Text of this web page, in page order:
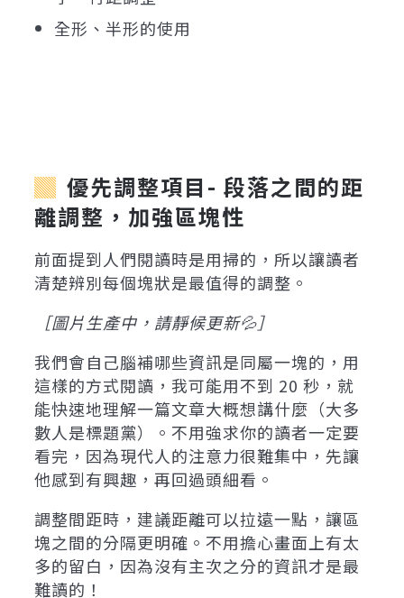
全形、半形的使用
優先調整項目- 段落之間的距
離調整，加強區塊性
前面提到人們閱讀時是用掃的，所以讓讀者
清楚辨別每個塊狀是最值得的調整。
［圖片生產中，請靜候更新💦］
我們會自己腦補哪些資訊是同屬一塊的，用
這樣的方式閱讀，我可能用不到 20 秒，就
能快速地理解一篇文章大概想講什麼（大多
數人是標題黨）。不用強求你的讀者一定要
看完，因為現代人的注意力很難集中，先讓
他感到有興趣，再回過頭細看。
調整間距時，建議距離可以拉遠一點，讓區
塊之間的分隔更明確。不用擔心畫面上有太
多的留白，因為沒有主次之分的資訊才是最
難讀的！